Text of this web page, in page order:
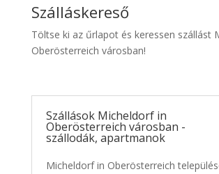
Szálláskereső
Töltse ki az űrlapot és keressen szállást
Oberösterreich városban!
Szállások Micheldorf in
Oberösterreich városban -
szállodák, apartmanok
Micheldorf in Oberösterreich